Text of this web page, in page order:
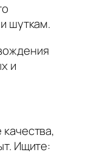
шуткам.
и
Ищите: